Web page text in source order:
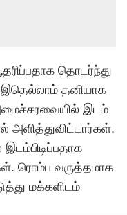
தொடர்ந்து
இதெல்லாம் தனியாக
அமைச்சரவையில் இடம்
அளித்துவிட்டார்கள்.
ரொம்ப வருத்தமாக
மக்களிடம்